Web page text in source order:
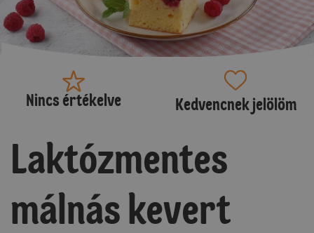
Nincs értékelve Kedvencnek jelölöm
Laktózmentes
málnás kevert